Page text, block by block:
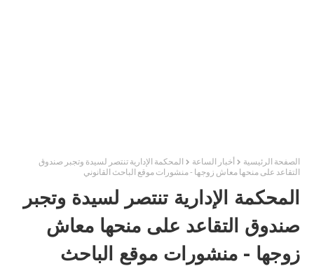
الصفحة الرئيسية أخبار الساعة
المحكمة الإدارية تنتصر لسيدة وتجبر صندوق
التقاعد على منحها معاش زوجها - منشورات موقع الباحث القانوني
المحكمة الإدارية تنتصر لسيدة وتجبر
صندوق التقاعد على منحها معاش
زوجها - منشورات موقع الباحث